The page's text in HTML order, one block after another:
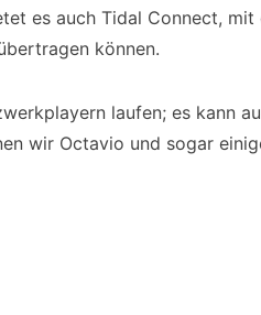
es auch Tidal Connect,
können.
laufen; es kann
wir Octavio und sogar